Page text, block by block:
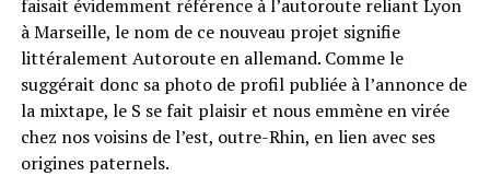
faisait évidemment référence à l’autoroute reliant Lyon
à Marseille, le nom de ce nouveau projet signifie
littéralement Autoroute en allemand. Comme le
suggérait donc sa photo de profil publiée à l’annonce de
la mixtape, le S se fait plaisir et nous emmène en virée
chez nos voisins de l’est, outre-Rhin, en lien avec ses
origines paternels.